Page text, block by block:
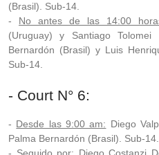
(Brasil). Sub-14.
- No antes de las 14:00
(Uruguay) y Santiago
Bernardón (Brasil) y Luis
Sub-14.
- Court N° 6:
- Desde las 9:00 am: Diego
Palma Bernardón (Brasil). Sub-14.